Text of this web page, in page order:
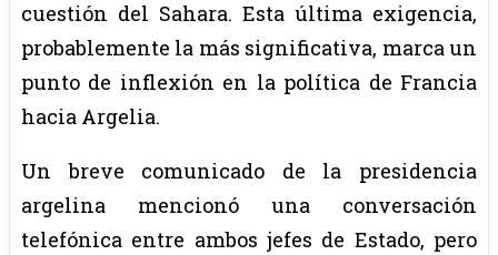
cuestión del Sahara. Esta última exigencia,
probablemente la más significativa, marca un
punto de inflexión en la política de Francia
hacia Argelia.
Un breve comunicado de la presidencia
argelina mencionó una conversación
telefónica entre ambos jefes de Estado, pero